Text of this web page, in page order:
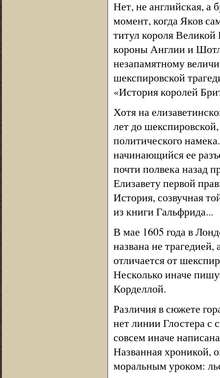
Нет, не английская, а
момент, когда Яков
титул короля
короны Англии и
незапамятному
шекспировской
«История королей
Хотя на
лет до
политического
начинающийся ее
почти полвека назад
Елизавету первой
История, созвучная
из книги Гальфрида...
В мае 1605 года в
названа не трагедией,
отличается от
Несколько иначе
Корделлой.
Различия в сюжете
нет линии Глостера с
совсем иначе
Названная хроникой,
моральным уроком: